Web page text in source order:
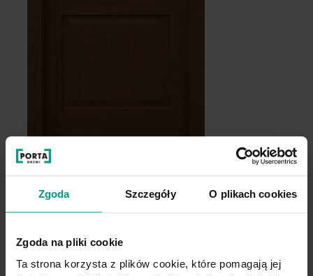
Zgoda Szczegóły O plikach cookies
Zgoda na pliki cookie
Ta strona korzysta z plików cookie, które pomagają jej
małe okienko